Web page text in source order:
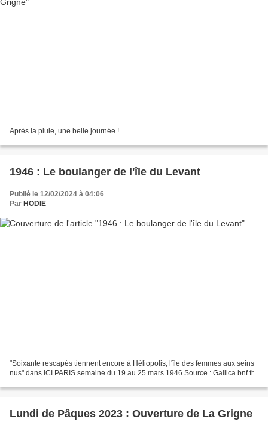
Après la pluie, une belle journée !
1946 : Le boulanger de l'île du Levant
Publié le 12/02/2024 à 04:06
Par HODIE
"Soixante rescapés tiennent encore à Héliopolis, l'île des femmes aux seins
nus" dans ICI PARIS semaine du 19 au 25 mars 1946 Source : Gallica.bnf.fr
Lundi de Pâques 2023 : Ouverture de La Grigne